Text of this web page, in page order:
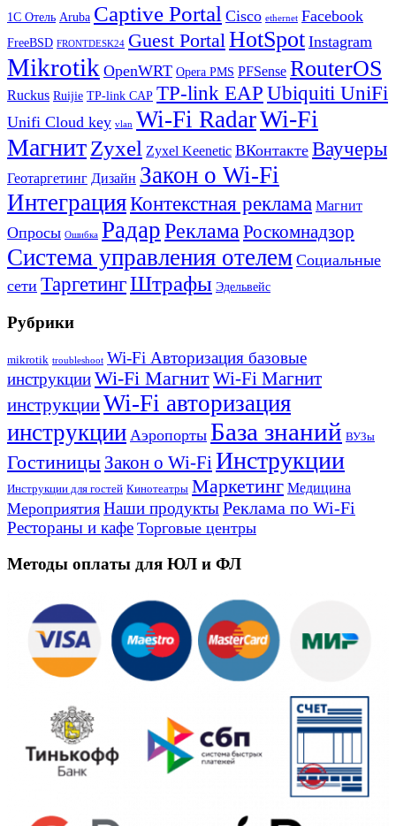
1С Отель Aruba Captive Portal Cisco ethernet Facebook
FreeBSD FRONTDESK24 Guest Portal HotSpot Instagram
Mikrotik OpenWRT Opera PMS PFSense RouterOS
Ruckus Ruijie TP-link CAP TP-link EAP Ubiquiti UniFi
Unifi Cloud key vlan Wi-Fi RadarWi-Fi
МагнитZyxel Zyxel Keenetic ВКонтакте Ваучеры
Геотаргетинг Дизайн Закон о Wi-Fi
ИнтеграцияКонтекстная реклама Магнит
Опросы Ошибка РадарРеклама Роскомнадзор
Система управления отелем Социальные
сети ТаргетингШтрафы Эдельвейс
Рубрики
mikrotik troubleshoot Wi-Fi Авторизация базовые
инструкцииWi-Fi МагнитWi-Fi Магнит
инструкцииWi-Fi авторизация
инструкции Аэропорты База знаний ВУЗы
Гостиницы Закон о Wi-FiИнструкции
Инструкции для гостей Кинотеатры Маркетинг Медицина
Мероприятия Наши продуктыРеклама по Wi-Fi
Рестораны и кафе Торговые центры
Методы оплаты для ЮЛ и ФЛ